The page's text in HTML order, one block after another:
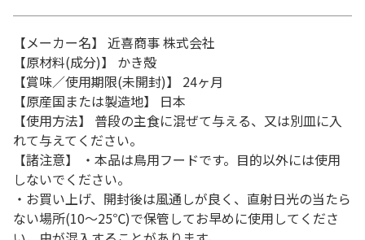
【メーカー名】 近喜商事 株式会社
【原材料(成分)】 かき殻
【賞味／使用期限(未開封)】 24ヶ月
【原産国または製造地】 日本
【使用方法】 普段の主食に混ぜて与える、又は別皿に入
れて与えてください。
【諸注意】 ・本品は鳥用フードです。目的以外には使用
しないでください。
・お買い上げ、開封後は風通しが良く、直射日光の当たら
ない場所(10～25℃)で保管してお早めに使用してくださ